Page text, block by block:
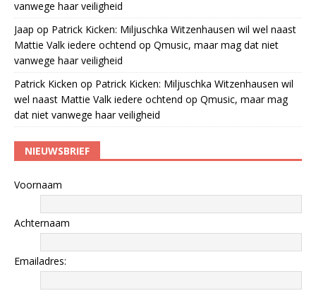
vanwege haar veiligheid
Jaap op Patrick Kicken: Miljuschka Witzenhausen wil wel naast
Mattie Valk iedere ochtend op Qmusic, maar mag dat niet
vanwege haar veiligheid
Patrick Kicken op Patrick Kicken: Miljuschka Witzenhausen wil
wel naast Mattie Valk iedere ochtend op Qmusic, maar mag
dat niet vanwege haar veiligheid
NIEUWSBRIEF
Voornaam
Achternaam
Emailadres: